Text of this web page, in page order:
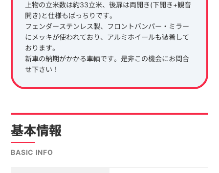
上物の立米数は約33立米、後扉は両開き(下開き+観音
開き)と仕様もばっちりです。
フェンダーステンレス製、フロントバンパー・ミラー
にメッキが使われており、アルミホイールも装着して
おります。
新車の納期がかかる車輌です。是非この機会にお問合
せ下さい！
基本情報
BASIC INFO